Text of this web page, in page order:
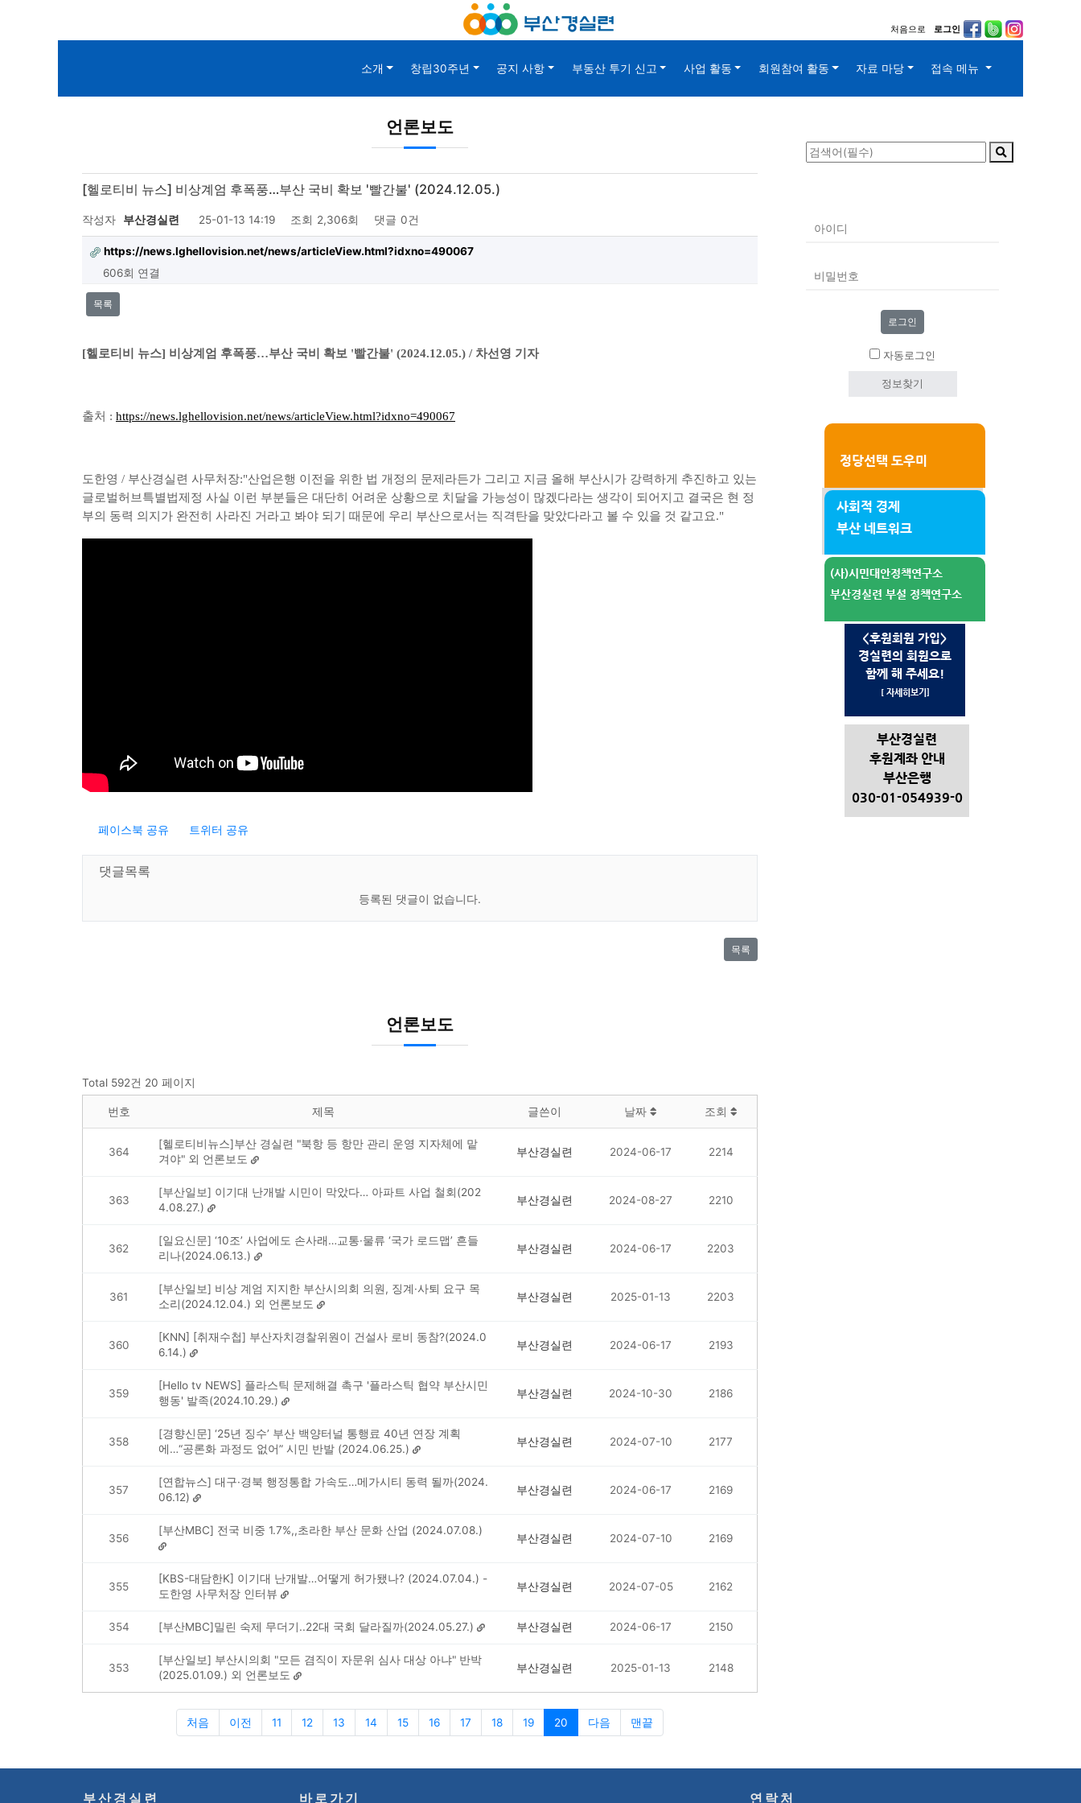
처음으로 로그인
소개 창립30주년 공지 사항 부동산 투기 신고 사업 활동 회원참여 활동 자료 마당 접속 메뉴
자동로그인
정보찾기
정당선택 도우미
사회적 경제
부산 네트워크
(사)시민대안정책연구소
부산경실련 부설 정책연구소
<후원회원 가입>
경실련의 회원으로
함께 해 주세요!
[ 자세히보기]
부산경실련
후원계좌 안내
부산은행
030-01-054939-0
언론보도
[헬로티비 뉴스] 비상계엄 후폭풍…부산 국비 확보 '빨간불' (2024.12.05.)
작성자 부산경실련 25-01-13 14:19 조회 2,306회 댓글 0건
https://news.lghellovision.net/news/articleView.html?idxno=490067
606회 연결
목록
[헬로티비 뉴스] 비상계엄 후폭풍…부산 국비 확보 '빨간불' (2024.12.05.) / 차선영 기자
출처 : https://news.lghellovision.net/news/articleView.html?idxno=490067
도한영 / 부산경실련 사무처장:"산업은행 이전을 위한 법 개정의 문제라든가 그리고 지금 올해 부산시가 강력하게 추진하고 있는
글로벌허브특별법제정 사실 이런 부분들은 대단히 어려운 상황으로 치달을 가능성이 많겠다라는 생각이 되어지고 결국은 현 정
부의 동력 의지가 완전히 사라진 거라고 봐야 되기 때문에 우리 부산으로서는 직격탄을 맞았다라고 볼 수 있을 것 같고요."
페이스북 공유 트위터 공유
댓글목록
등록된 댓글이 없습니다.
목록
언론보도
Total 592건 20 페이지
번호 제목 글쓴이 날짜 조회
364
[헬로티비뉴스]부산 경실련 "북항 등 항만 관리 운영 지자체에 맡
겨야" 외 언론보도
부산경실련 2024-06-17 2214
363
[부산일보] 이기대 난개발 시민이 막았다… 아파트 사업 철회(202
4.08.27.)
부산경실련 2024-08-27 2210
362
[일요신문] ‘10조’ 사업에도 손사래…교통·물류 ‘국가 로드맵’ 흔들
리나(2024.06.13.)
부산경실련 2024-06-17 2203
361
[부산일보] 비상 계엄 지지한 부산시의회 의원, 징계·사퇴 요구 목
소리(2024.12.04.) 외 언론보도
부산경실련 2025-01-13 2203
360
[KNN] [취재수첩] 부산자치경찰위원이 건설사 로비 동참?(2024.0
6.14.)
부산경실련 2024-06-17 2193
359
[Hello tv NEWS] 플라스틱 문제해결 촉구 '플라스틱 협약 부산시민
행동' 발족(2024.10.29.)
부산경실련 2024-10-30 2186
358
[경향신문] ‘25년 징수’ 부산 백양터널 통행료 40년 연장 계획
에…“공론화 과정도 없어” 시민 반발 (2024.06.25.)
부산경실련 2024-07-10 2177
357
[연합뉴스] 대구·경북 행정통합 가속도…메가시티 동력 될까(2024.
06.12)
부산경실련 2024-06-17 2169
356
[부산MBC] 전국 비중 1.7%,,초라한 부산 문화 산업 (2024.07.08.)
부산경실련 2024-07-10 2169
355
[KBS-대담한K] 이기대 난개발…어떻게 허가됐나? (2024.07.04.) -
도한영 사무처장 인터뷰
부산경실련 2024-07-05 2162
354 [부산MBC]밀린 숙제 무더기..22대 국회 달라질까(2024.05.27.) 부산경실련 2024-06-17 2150
353
[부산일보] 부산시의회 "모든 겸직이 자문위 심사 대상 아냐" 반박
(2025.01.09.) 외 언론보도
부산경실련 2025-01-13 2148
처음 이전 11 12 13 14 15 16 17 18 19 20 다음 맨끝
부산경실련 바로가기 연락처